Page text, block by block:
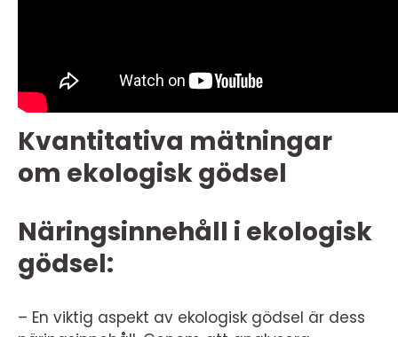
Kvantitativa mätningar
om ekologisk gödsel
Näringsinnehåll i ekologisk
gödsel:
– En viktig aspekt av ekologisk gödsel är dess